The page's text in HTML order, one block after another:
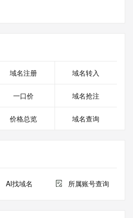
域名注册 域名转入
一口价 域名抢注
价格总览 域名查询
AI找域名 所属账号查询